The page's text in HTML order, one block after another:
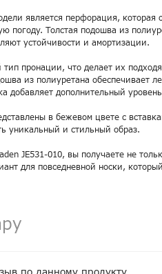
является перфорация, которая
погоду. Толстая подошва из
устойчивости и амортизации.
пронации, что делает их
из полиуретана обеспечивает
добавляет дополнительный
в бежевом цвете с
уникальный и стильный образ.
JE531-010, вы получаете не
для повседневной носки,